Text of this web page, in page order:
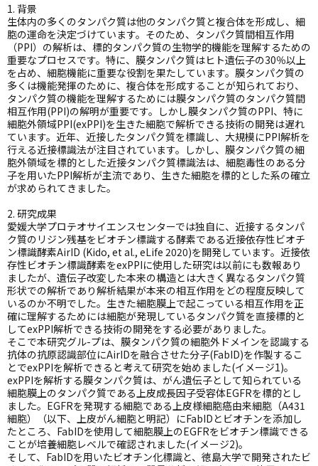
1. 背景
生体内の多くのタンパク質は他のタンパク質と複合体を形成し、細
胞の運命を決定づけています。そのため、タンパク質間相互作用
（PPI）の解析は、標的タンパク質の生物学的機能を理解するための
重要なプロセスです。特に、膜タンパク質はヒト遺伝子の30％以上
を占め、細胞機能に重要な役割を果たしています。膜タンパク質の
多くは機能発揮のために、複合体を形成することが知られており、
タンパク質の機能を理解するためには膜タンパク質のタンパク質間
相互作⽤(PPI)の解明が重要です。しかし膜タンパク質のPPI、特に
細胞外領域PPI(exPPI)を生きた細胞で解析できる技術の開発は遅れ
ています。近年、近接したタンパク質を標識し、大規模にPPI解析を
行える近接標識法が注目されています。しかし、膜タンパク質の細
胞外領域を標的とした近接タンパク質標識法は、細胞毒性のある分
子を用いたPPI解析が主流であり、生きた細胞を標的とした系の確立
が求められてきました。
2. 研究成果
愛媛大学プロテオサイエンスセンターでは独自に、近接するタンパ
ク質のリジン残基をビオチン標識する酵素である近接依存性ビオチ
ン標識酵素AirID (Kido, et al., eLife 2020)を開発しています。近接依
存性ビオチン標識酵素をexPPIに使用した研究は以前にも数報あり
ましたが、遺伝子改変した本来の構造とは大きく異なるタンパク質
形状での解析であり解析結果が本来の相互作用をどの程度反映して
いるのか不明でした。生きた細胞膜上で起こっている相互作用を正
確に理解するためには細胞が発現しているタンパク質を直接標的と
してexPPI解析できる技術の開発をする必要がありました。
そこで本研究グル-プは、膜タンパク質の細胞外ドメインを認識する
抗体の抗原認識部位にAirIDを融合させた分子(FabID)を作製するこ
とでexPPIを解析できると考えて研究を始めました(イメージ1)。
exPPIを解析する膜タンパク質は、がん遺伝子として知られている
細胞膜上のタンパク質である上皮成長因子受容体EGFRを標的とし
ました。EGFRを発現する細胞である上皮様細胞癌由来細胞（A431
細胞）（以下、上皮がん細胞と明記）にFabIDとビオチンを添加し
たところ、FabIDを使用して細胞膜上のEGFRをビオチン標識できる
ことが培養細胞レベルで確認されました(イメージ2)。
そして、FabIDを用いたビオチン化標識と、徳島大学で開発されたビ